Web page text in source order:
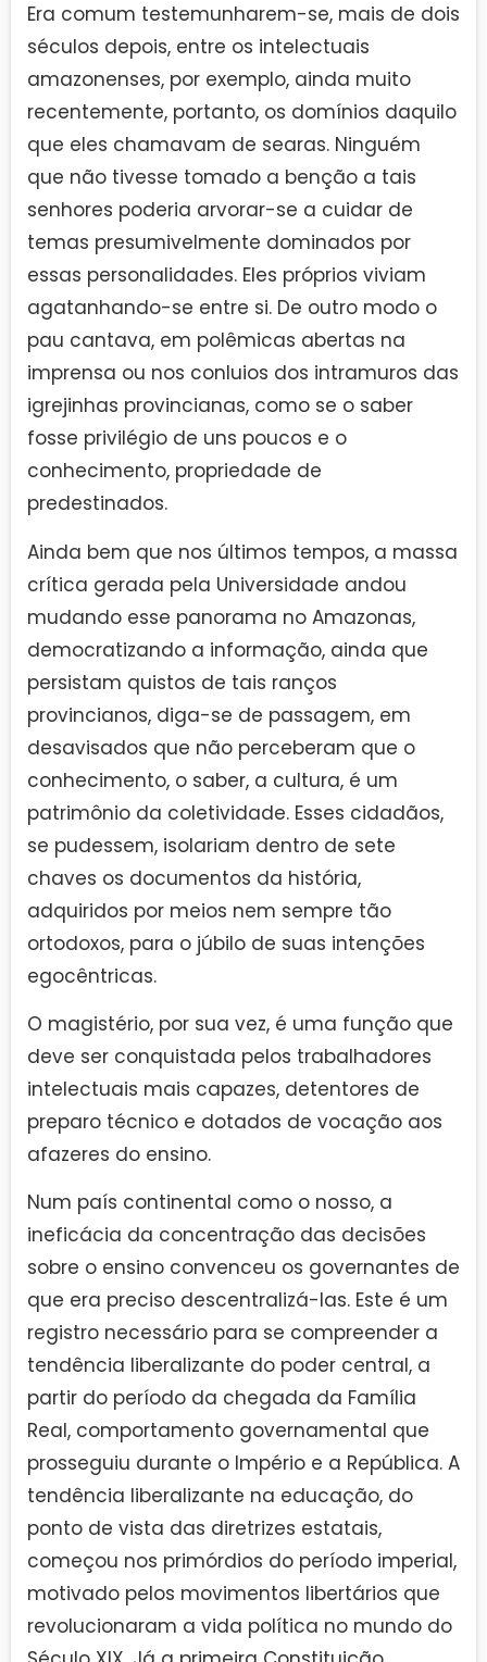
Era comum testemunharem-se, mais de dois
séculos depois, entre os intelectuais
amazonenses, por exemplo, ainda muito
recentemente, portanto, os domínios daquilo
que eles chamavam de searas. Ninguém
que não tivesse tomado a benção a tais
senhores poderia arvorar-se a cuidar de
temas presumivelmente dominados por
essas personalidades. Eles próprios viviam
agatanhando-se entre si. De outro modo o
pau cantava, em polêmicas abertas na
imprensa ou nos conluios dos intramuros das
igrejinhas provincianas, como se o saber
fosse privilégio de uns poucos e o
conhecimento, propriedade de
predestinados.
Ainda bem que nos últimos tempos, a massa
crítica gerada pela Universidade andou
mudando esse panorama no Amazonas,
democratizando a informação, ainda que
persistam quistos de tais ranços
provincianos, diga-se de passagem, em
desavisados que não perceberam que o
conhecimento, o saber, a cultura, é um
patrimônio da coletividade. Esses cidadãos,
se pudessem, isolariam dentro de sete
chaves os documentos da história,
adquiridos por meios nem sempre tão
ortodoxos, para o júbilo de suas intenções
egocêntricas.
O magistério, por sua vez, é uma função que
deve ser conquistada pelos trabalhadores
intelectuais mais capazes, detentores de
preparo técnico e dotados de vocação aos
afazeres do ensino.
Num país continental como o nosso, a
ineficácia da concentração das decisões
sobre o ensino convenceu os governantes de
que era preciso descentralizá-las. Este é um
registro necessário para se compreender a
tendência liberalizante do poder central, a
partir do período da chegada da Família
Real, comportamento governamental que
prosseguiu durante o Império e a República. A
tendência liberalizante na educação, do
ponto de vista das diretrizes estatais,
começou nos primórdios do período imperial,
motivado pelos movimentos libertários que
revolucionaram a vida política no mundo do